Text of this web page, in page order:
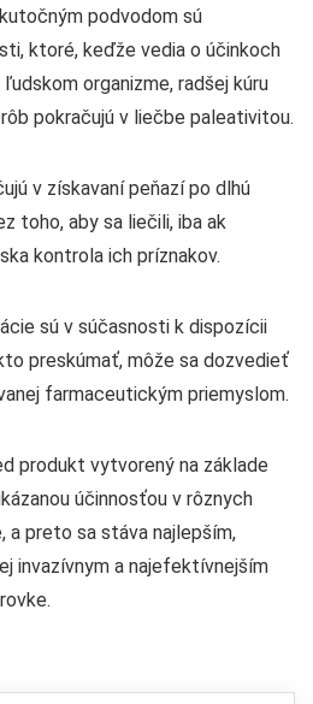
podvodom sú
ktoré, keďže vedia o účinkoch
organizme, radšej kúru
pokračujú v liečbe paleativitou.
v získavaní peňazí po dlhú
toho, aby sa liečili, iba ak
kontrola ich príznakov.
sú v súčasnosti k dispozícii
preskúmať, môže sa dozvedieť
farmaceutickým priemyslom.
produkt vytvorený na základe
účinnosťou v rôznych
preto sa stáva najlepším,
invazívnym a najefektívnejším